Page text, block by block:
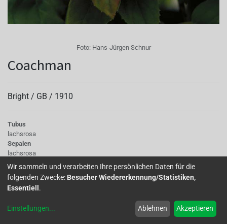
Foto: Hans-Jürgen Schnur
Coachman
Bright / GB / 1910
Tubus
lachsrosa
Sepalen
lachsrosa
Korolle/Petalen
orange bis zinoberrot
Staubgefäße
kurz, lachsrosa
creme
Wir sammeln und verarbeiten Ihre persönlichen Daten für die
folgenden Zwecke: Besucher Wiedererkennung/Statistiken,
Essentiell .
Einstellungen... Ablehnen Akzeptieren